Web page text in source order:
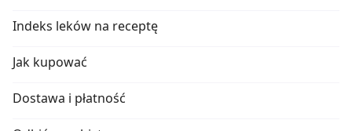
Indeks leków na receptę
Jak kupować
Dostawa i płatność